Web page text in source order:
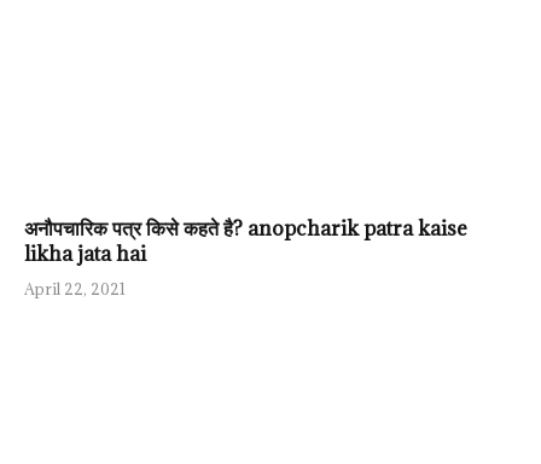
अनौपचारिक पत्र किसे कहते है? anopcharik patra kaise
likha jata hai
April 22, 2021